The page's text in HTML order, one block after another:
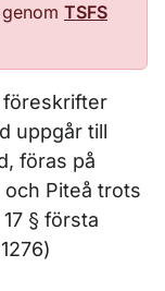
TSFS
föreskrifter
uppgår till
föras på
Piteå trots
§ första